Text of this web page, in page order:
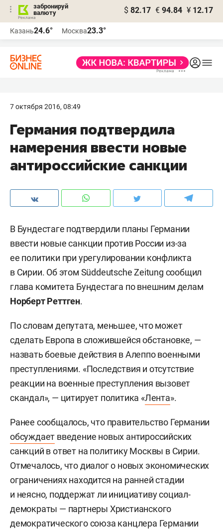
забронируй
валюту
$ 82.17 € 94.84 ¥ 12.17
Казань24.6° Москва23.3°
7 октября 2016, 08:49
Германия подтвердила
намерения ввести новые
антироссийские санкции
В Бундестаге подтвердили планы Германии
ввести новые санкции против России из-за
ее политики при урегулировании конфликта
в Сирии. Об этом Süddeutsche Zeitung сообщил
глава комитета Бундестага по внешним делам
Норберт Реттген.
По словам депутата, меньшее, что может
сделать Европа в сложившейся обстановке, —
назвать боевые действия в Алеппо военными
преступлениями. «Последствия и отсутствие
реакции на военные преступления вызовет
скандал», — цитирует политика «Лента».
Ранее сообщалось, что правительство Германии
обсуждает введение новых антироссийских
санкций в ответ на политику Москвы в Сирии.
Отмечалось, что диалог о новых экономических
ограничениях находится на ранней стадии
и неясно, поддержат ли инициативу социал-
демократы — партнеры Христианского
демократического союза канцлера Германии